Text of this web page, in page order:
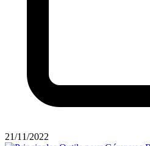
21/11/2022